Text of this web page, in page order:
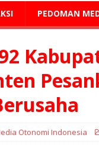
PEDOMAN
Otonomi Indonesia